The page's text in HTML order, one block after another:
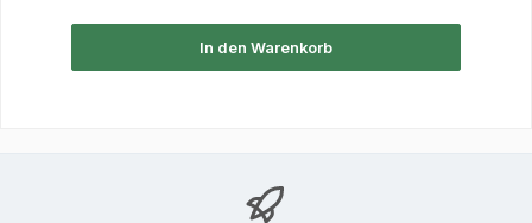
In den Warenkorb